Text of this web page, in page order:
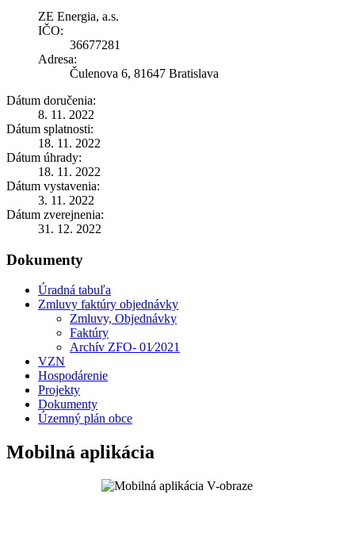
ZE Energia, a.s.
IČO:
36677281
Adresa:
Čulenova 6, 81647 Bratislava
Dátum doručenia:
8. 11. 2022
Dátum splatnosti:
18. 11. 2022
Dátum úhrady:
18. 11. 2022
Dátum vystavenia:
3. 11. 2022
Dátum zverejnenia:
31. 12. 2022
Dokumenty
Úradná tabuľa
Zmluvy faktúry objednávky
Zmluvy, Objednávky
Faktúry
Archív ZFO- 01⁄2021
VZN
Hospodárenie
Projekty
Dokumenty
Územný plán obce
Mobilná aplikácia